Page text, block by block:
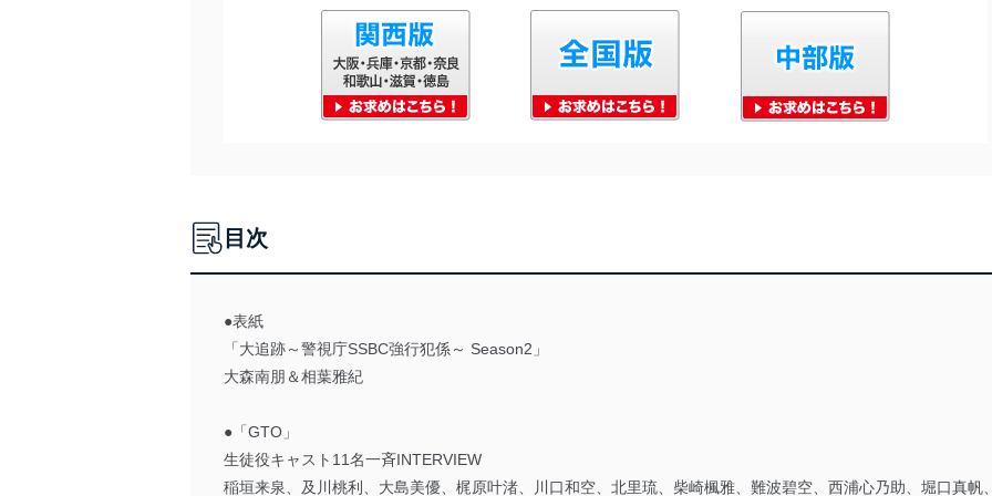
目次
●表紙
「大追跡～警視庁SSBC強行犯係～ Season2」
大森南朋＆相葉雅紀
●「GTO」
生徒役キャスト11名一斉INTERVIEW
稲垣来泉、及川桃利、大島美優、梶原叶渚、川口和空、北里琉、柴崎楓雅、難波碧空、西浦心乃助、堀口真帆